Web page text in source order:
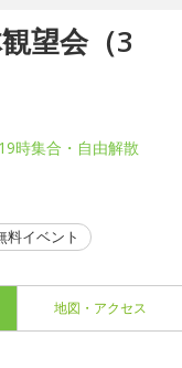
望会（3
時集合・自由解散
料イベント
地図・アクセス